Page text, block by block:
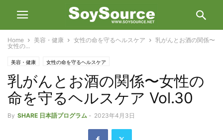
Home 美容・健康 女性の命を守るヘルスケア
乳がんとお酒の関係〜
女性の...
美容・健康 女性の命を守るヘルスケア
乳がんとお酒の関係〜女性の
命を守るヘルスケア Vol.30
By SHARE 日本語プログラム - 2023年4月3日